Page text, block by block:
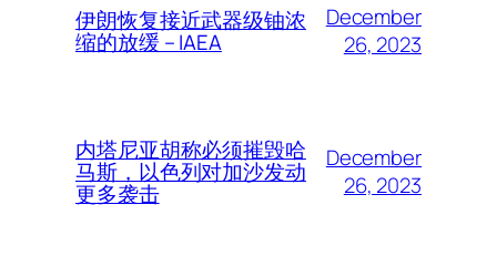
伊朗恢复接近武器级铀浓
缩的放缓 – IAEA
December
26, 2023
内塔尼亚胡称必须摧毁哈
马斯，以色列对加沙发动
更多袭击
December
26, 2023